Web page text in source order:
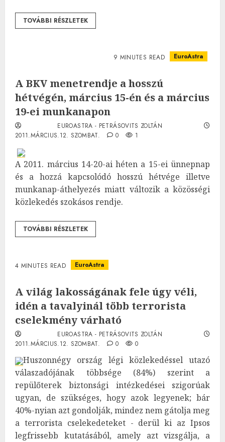
TOVÁBBI RÉSZLETEK
9 MINUTES READ EuroAstra
A BKV menetrendje a hosszú
hétvégén, március 15-én és a március
19-ei munkanapon
EUROASTRA - PETRÁSOVITS ZOLTÁN
2011.MÁRCIUS.12. SZOMBAT.
0 1
A 2011. március 14-20-ai héten a 15-ei ünnepnap
és a hozzá kapcsolódó hosszú hétvége illetve
munkanap-áthelyezés miatt változik a közösségi
közlekedés szokásos rendje.
TOVÁBBI RÉSZLETEK
4 MINUTES READ EuroAstra
A világ lakosságának fele úgy véli,
idén a tavalyinál több terrorista
cselekmény várható
EUROASTRA - PETRÁSOVITS ZOLTÁN
2011.MÁRCIUS.12. SZOMBAT.
0 0
Huszonnégy ország légi közlekedéssel utazó
válaszadójának többsége (84%) szerint a
repülőterek biztonsági intézkedései szigorúak
ugyan, de szükséges, hogy azok legyenek; bár
40%-nyian azt gondolják, mindez nem gátolja meg
a terrorista cselekedeteket - derül ki az Ipsos
legfrissebb kutatásából, amely azt vizsgálja, a